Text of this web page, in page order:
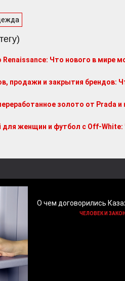
Что нового в мире
продажи и закрытия брендов:
золото от Prada и
для женщин и футбол с Off-White:
О чем договорились
ЧЕЛОВЕК И ЗАКОН